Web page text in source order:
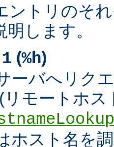
ントリのそ
します。
(%h)
ーバへリク
リモートホ
ホスト名を